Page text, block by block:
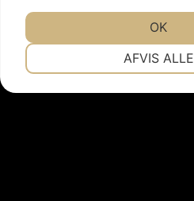
AFVIS ALLE
OK